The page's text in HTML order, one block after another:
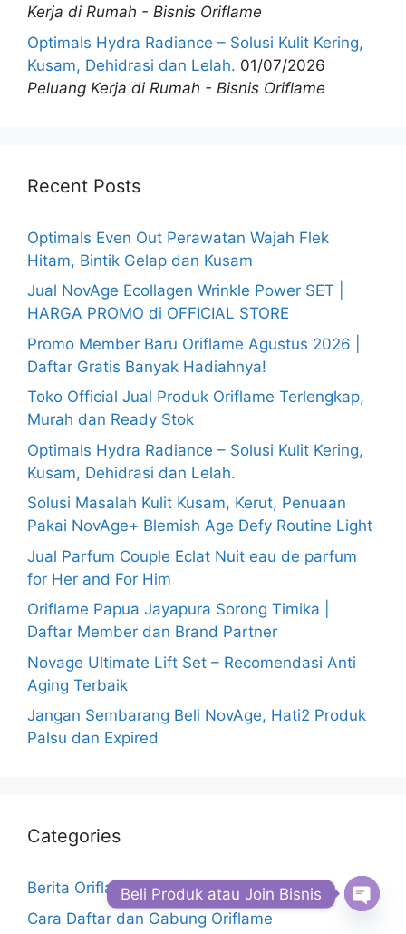
Kerja di Rumah - Bisnis Oriflame
Optimals Hydra Radiance – Solusi Kulit Kering,
Kusam, Dehidrasi dan Lelah. 01/07/2026
Peluang Kerja di Rumah - Bisnis Oriflame
Recent Posts
Optimals Even Out Perawatan Wajah Flek
Hitam, Bintik Gelap dan Kusam
Jual NovAge Ecollagen Wrinkle Power SET |
HARGA PROMO di OFFICIAL STORE
Promo Member Baru Oriflame Agustus 2026 |
Daftar Gratis Banyak Hadiahnya!
Toko Official Jual Produk Oriflame Terlengkap,
Murah dan Ready Stok
Optimals Hydra Radiance – Solusi Kulit Kering,
Kusam, Dehidrasi dan Lelah.
Solusi Masalah Kulit Kusam, Kerut, Penuaan
Pakai NovAge+ Blemish Age Defy Routine Light
Jual Parfum Couple Eclat Nuit eau de parfum
for Her and For Him
Oriflame Papua Jayapura Sorong Timika |
Daftar Member dan Brand Partner
Novage Ultimate Lift Set – Recomendasi Anti
Aging Terbaik
Jangan Sembarang Beli NovAge, Hati2 Produk
Palsu dan Expired
Categories
Berita Oriflame Terkini
Cara Daftar dan Gabung Oriflame
Beli Produk atau Join Bisnis